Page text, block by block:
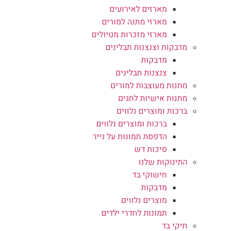
מארזים לאירועים
מארזי מתנה למורים
מארזי מזכרות מטיולים
מדבקות וצנצנות תבלינים
מדבקות
צנצנות תבלינים
מתנות מעוצבות למורים
מתנות אישיות לחגים
ברכות ומוצרים נלווים
ברכות ומוצרים נלווים
הדפסת תמונות על נייר
סיכות דש
התינוקות שלנו
חישוקי בד
מדבקות
מוצרים נלווים
תמונות לחדרי ילדים
תיקי בד